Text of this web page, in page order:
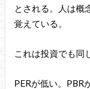
とされる。人は概
覚えている。
これは投資でも同
PERが低い。PBR